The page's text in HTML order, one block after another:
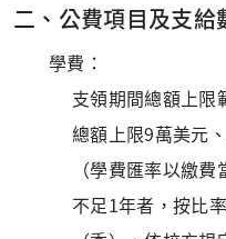
二、公費項目及支給
學費：
支領期間總額上限
總額上限9萬美元
（學費匯率以繳費
不足1年者，按比